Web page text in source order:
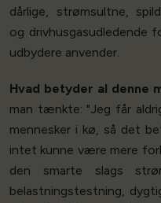
dårlige, strømsultne,
og drivhusgasudledende
udbydere anvender.
Hvad betyder al denne
man tænkte: "Jeg får
mennesker i kø, så det
intet kunne være mere
den smarte slags
belastningstestning,